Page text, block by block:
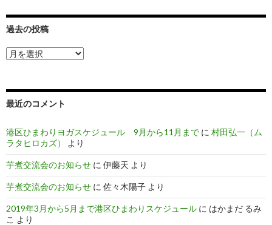
過去の投稿
過
去
最近のコメント
港区ひまわりヨガスケジュール 9月から11月まで に 村田弘一（ム
ラタヒロカズ）
より
芋煮交流会のお知らせ に 伊藤天 より
芋煮交流会のお知らせ に 佐々木陽子 より
2019年3月から5月まで港区ひまわりスケジュール に はかまだ るみ
こ より